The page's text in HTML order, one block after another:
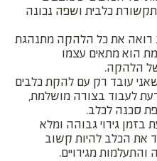
תקשורת כלבית ושפה נכונה
את כל הלהקה מתנהגת
הוא מתאים עצמו
הלהקה.
עובד רק עם להקת כלבים
לעבוד בצורה מושלמת,
סכנה לכלב.
בזמן גירוי גבוהה ומלא
את הכלב להיות קשוב
מגירויים.